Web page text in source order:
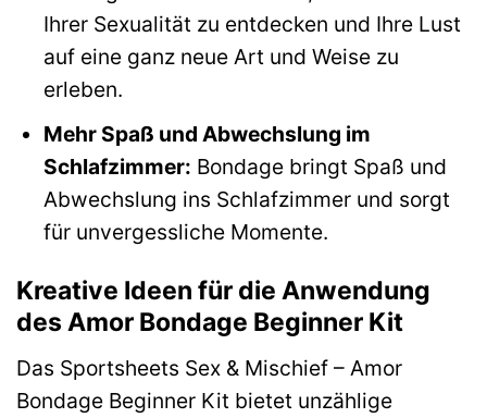
Ihrer Sexualität zu entdecken und Ihre Lust
auf eine ganz neue Art und Weise zu
erleben.
Mehr Spaß und Abwechslung im
Schlafzimmer: Bondage bringt Spaß und
Abwechslung ins Schlafzimmer und sorgt
für unvergessliche Momente.
Kreative Ideen für die Anwendung
des Amor Bondage Beginner Kit
Das Sportsheets Sex & Mischief – Amor
Bondage Beginner Kit bietet unzählige